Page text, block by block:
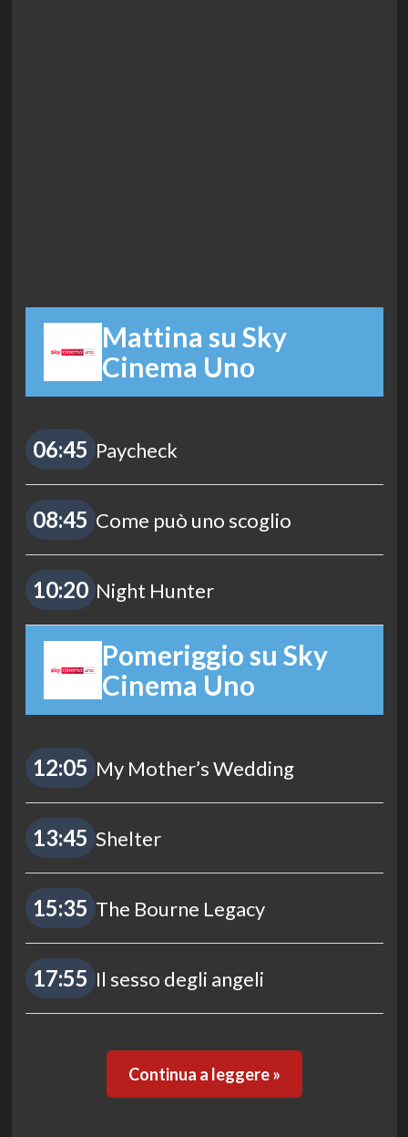
Mattina su Sky
Cinema Uno
06:45 Paycheck
08:45 Come può uno scoglio
10:20 Night Hunter
Pomeriggio su Sky
Cinema Uno
12:05 My Mother’s Wedding
13:45 Shelter
15:35 The Bourne Legacy
17:55 Il sesso degli angeli
Continua a leggere »